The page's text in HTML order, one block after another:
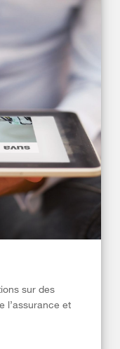
sur des
l’assurance et